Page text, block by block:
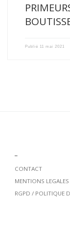
Publié 11 mai 2021
CONTACT
MENTIONS LEGALES
RGPD / POLITIQUE